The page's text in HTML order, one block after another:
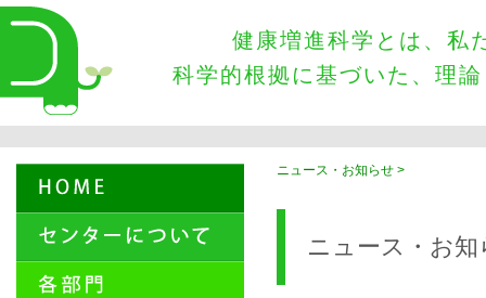
健康増進科学とは、私
科学的根拠に基づいた、理
ニュース・お知らせ >
ニュース・お知